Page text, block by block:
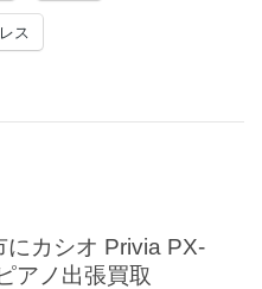
ス
アノ出張買取